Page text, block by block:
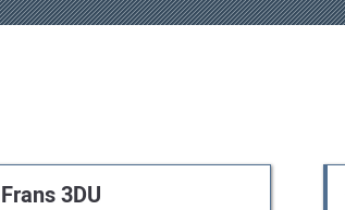
Frans 3DU